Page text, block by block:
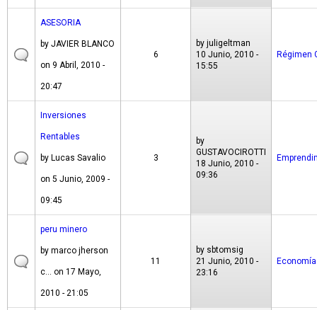
ASESORIA
by JAVIER BLANCO
on 9 Abril, 2010 -
20:47
6
by juligeltman
10 Junio, 2010 -
15:55
Régimen
Inversiones
Rentables
by Lucas Savalio
on 5 Junio, 2009 -
09:45
3
by
GUSTAVOCIROTTI
18 Junio, 2010 -
09:36
peru minero
by marco jherson
c... on 17 Mayo,
2010 - 21:05
11
by sbtomsig
21 Junio, 2010 -
23:16
Economía